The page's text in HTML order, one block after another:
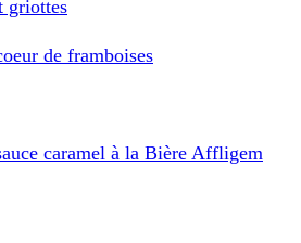
griottes
de framboises
caramel à la Bière Affligem